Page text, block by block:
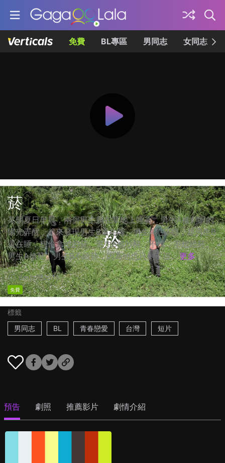
免費 BL專區 男同志 女同志
菸
某個夏日早晨，兩個男生躺在草地上睡著。男生A被刺眼的
陽光弄醒，起來發現男生B還在睡。男生A犯菸癮，趁男生B
還在睡，想偷拿他的菸。男生B被吵醒，不悅，不想給菸。
男生A搶菸，男生B不給菸，因為他也只剩下這... 更多
8m台灣2015
免費
標籤
男同志
BL 青春戀愛 台灣 短片
預告 劇照 推薦影片 劇情介紹